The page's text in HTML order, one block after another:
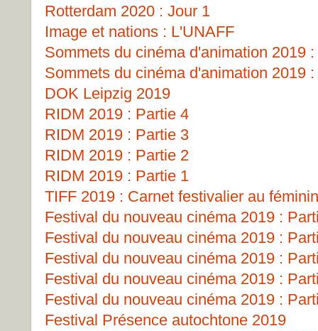
Rotterdam 2020 : Jour 1
Image et nations : L'UNAFF
Sommets du cinéma d'animation 2019
Sommets du cinéma d'animation 2019
DOK Leipzig 2019
RIDM 2019 : Partie 4
RIDM 2019 : Partie 3
RIDM 2019 : Partie 2
RIDM 2019 : Partie 1
TIFF 2019 : Carnet festivalier au féminin
Festival du nouveau cinéma 2019 :
Festival du nouveau cinéma 2019 :
Festival du nouveau cinéma 2019 :
Festival du nouveau cinéma 2019 :
Festival du nouveau cinéma 2019 :
Festival Présence autochtone 2019